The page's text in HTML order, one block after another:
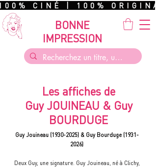
BONNE
IMPRESSION
CINÉ | 100%
Les affiches de
Guy JOUINEAU & Guy
BOURDUGE
Guy Jouineau (1930-2025)& Guy Bourduge (1931-
2026)
Deux Guy, une signature. Guy Jouineau, né à Clichy,